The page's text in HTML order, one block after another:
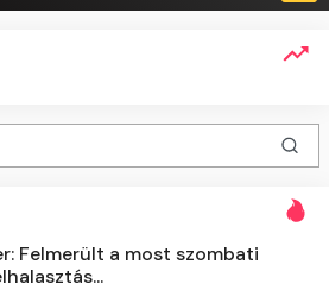
Felmerült a most szombati